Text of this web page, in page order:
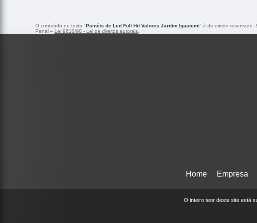
O conteúdo do texto "Painéis de Led Full Hd Valores Jardim Iguatemi" é de direito reservado.
Penal – Lei 9610/98 - Lei de direitos autorais
Home Empresa
O inteiro teor deste site está